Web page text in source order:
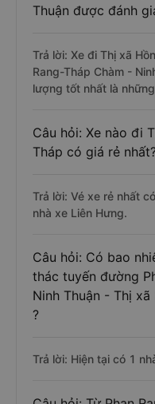
Thuận được đánh
Trả lời: Xe đi Thị xã
Rang-Tháp Chàm -
lượng tốt nhất là
Câu hỏi: Xe nào đi
Tháp có giá rẻ
Trả lời: Vé xe rẻ nhất
nhà xe Liên Hưng.
Câu hỏi: Có bao
thác tuyến đường
Ninh Thuận - Thị
?
Trả lời: Hiện tại có 1